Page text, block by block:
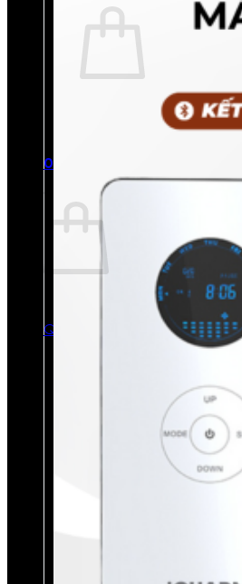
Chưa có sản
Quay trở lại cửa hàng
0
Giỏ hàng
Chưa có sản phẩm
Quay trở lại cửa hàng